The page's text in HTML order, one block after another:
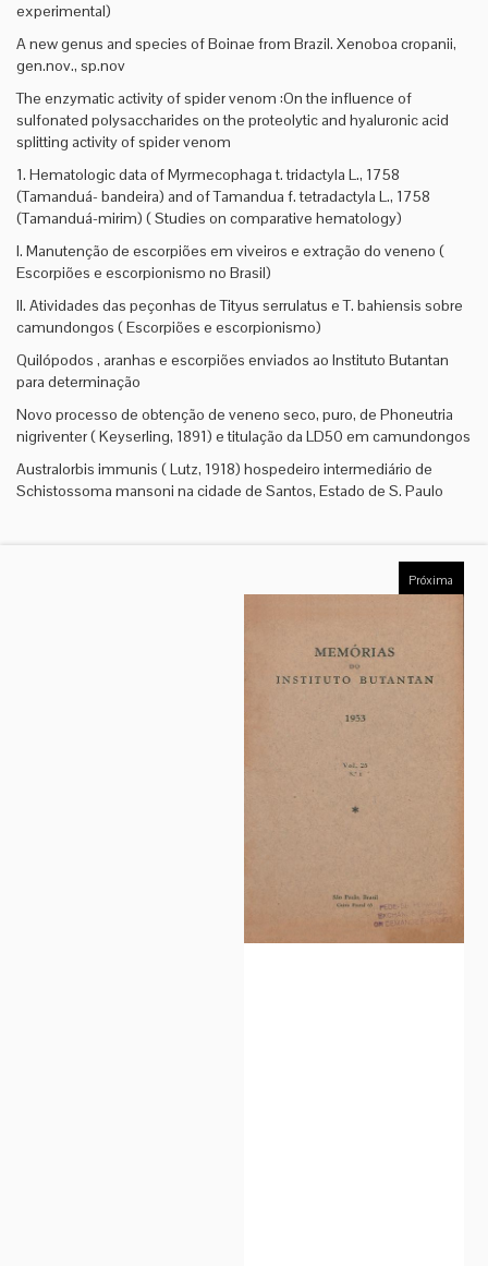
experimental)
A new genus and species of Boinae from Brazil. Xenoboa cropanii,
gen.nov., sp.nov
The enzymatic activity of spider venom :On the influence of
sulfonated polysaccharides on the proteolytic and hyaluronic acid
splitting activity of spider venom
1. Hematologic data of Myrmecophaga t. tridactyla L., 1758
(Tamanduá- bandeira) and of Tamandua f. tetradactyla L., 1758
(Tamanduá-mirim) ( Studies on comparative hematology)
I. Manutenção de escorpiões em viveiros e extração do veneno (
Escorpiões e escorpionismo no Brasil)
II. Atividades das peçonhas de Tityus serrulatus e T. bahiensis sobre
camundongos ( Escorpiões e escorpionismo)
Quilópodos , aranhas e escorpiões enviados ao Instituto Butantan
para determinação
Novo processo de obtenção de veneno seco, puro, de Phoneutria
nigriventer ( Keyserling, 1891) e titulação da LD50 em camundongos
Australorbis immunis ( Lutz, 1918) hospedeiro intermediário de
Schistossoma mansoni na cidade de Santos, Estado de S. Paulo
Próxima